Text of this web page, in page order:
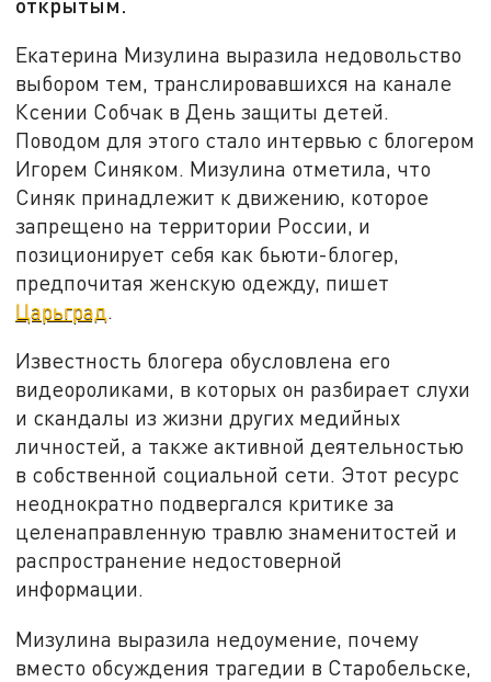
Екатерина Мизулина выразила недовольство
выбором тем, транслировавшихся на канале
Ксении Собчак в День защиты детей.
Поводом для этого стало интервью с блогером
Игорем Синяком. Мизулина отметила, что
Синяк принадлежит к движению, которое
запрещено на территории России, и
позиционирует себя как бьюти-блогер,
предпочитая женскую одежду, пишет
Царьград.
Известность блогера обусловлена его
видеороликами, в которых он разбирает слухи
и скандалы из жизни других медийных
личностей, а также активной деятельностью
в собственной социальной сети. Этот ресурс
неоднократно подвергался критике за
целенаправленную травлю знаменитостей и
распространение недостоверной
информации.
Мизулина выразила недоумение, почему
вместо обсуждения трагедии в Старобельске,